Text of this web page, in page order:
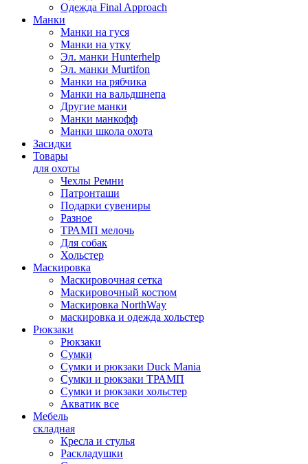
Одежда Final Approach
Манки
Манки на гуся
Манки на утку
Эл. манки Hunterhelp
Эл. манки Murtifon
Манки на рябчика
Манки на вальдшнепа
Другие манки
Манки манкофф
Манки школа охота
Засидки
Товары
для охоты
Чехлы Ремни
Патронташи
Подарки сувениры
Разное
ТРАМП мелочь
Для собак
Хольстер
Маскировка
Маскировочная сетка
Маскировочный костюм
Маскировка NorthWay
маскировка и одежда хольстер
Рюкзаки
Рюкзаки
Сумки
Сумки и рюкзаки Duck Mania
Сумки и рюкзаки ТРАМП
Сумки и рюкзаки хольстер
Акватик все
Мебель
складная
Кресла и стулья
Раскладушки